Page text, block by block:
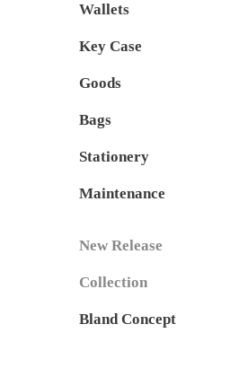
Wallets
Key Case
Goods
Bags
Stationery
Maintenance
New Release
Collection
Bland Concept